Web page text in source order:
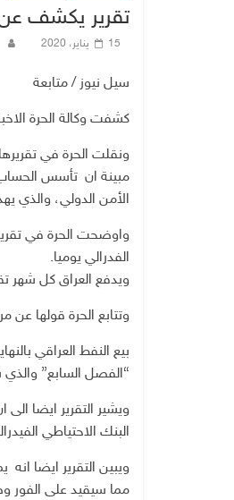
تقرير يكشف عن
15 يناير، 2020
سيل نيوز / متابعة
كشفت وكالة الحرة
ونقلت الحرة في تقريرها
الأمن الدولي، والذي
واوضحت الحرة في
الفدرالي يوميا.
ويدفع العراق كل شهر
وتتابع الحرة قولها عن
بيع النفط العراقي
“الفصل السابع” والذي
ويشير التقرير ايضا
البنك الاحتياطي
ويبين التقرير ايضا
مما سيقيد على الفور